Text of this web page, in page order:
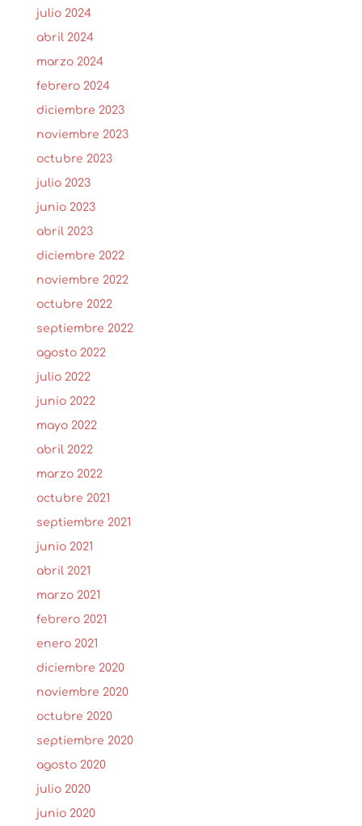
julio 2024
abril 2024
marzo 2024
febrero 2024
diciembre 2023
noviembre 2023
octubre 2023
julio 2023
junio 2023
abril 2023
diciembre 2022
noviembre 2022
octubre 2022
septiembre 2022
agosto 2022
julio 2022
junio 2022
mayo 2022
abril 2022
marzo 2022
octubre 2021
septiembre 2021
junio 2021
abril 2021
marzo 2021
febrero 2021
enero 2021
diciembre 2020
noviembre 2020
octubre 2020
septiembre 2020
agosto 2020
julio 2020
junio 2020